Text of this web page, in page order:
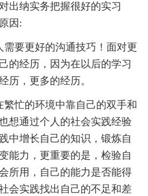
出纳实务把握很好的实习
因:
要更好的沟通技巧！面对更
的经历，因为在以后的学习
历，更多的经历。
忙的环境中靠自己的双手和
想通过个人的社会实践经验
中增长自己的知识，锻炼自
能力，更重要的是，检验自
所用，自己的能力是否能得
会实践找出自己的不足和差